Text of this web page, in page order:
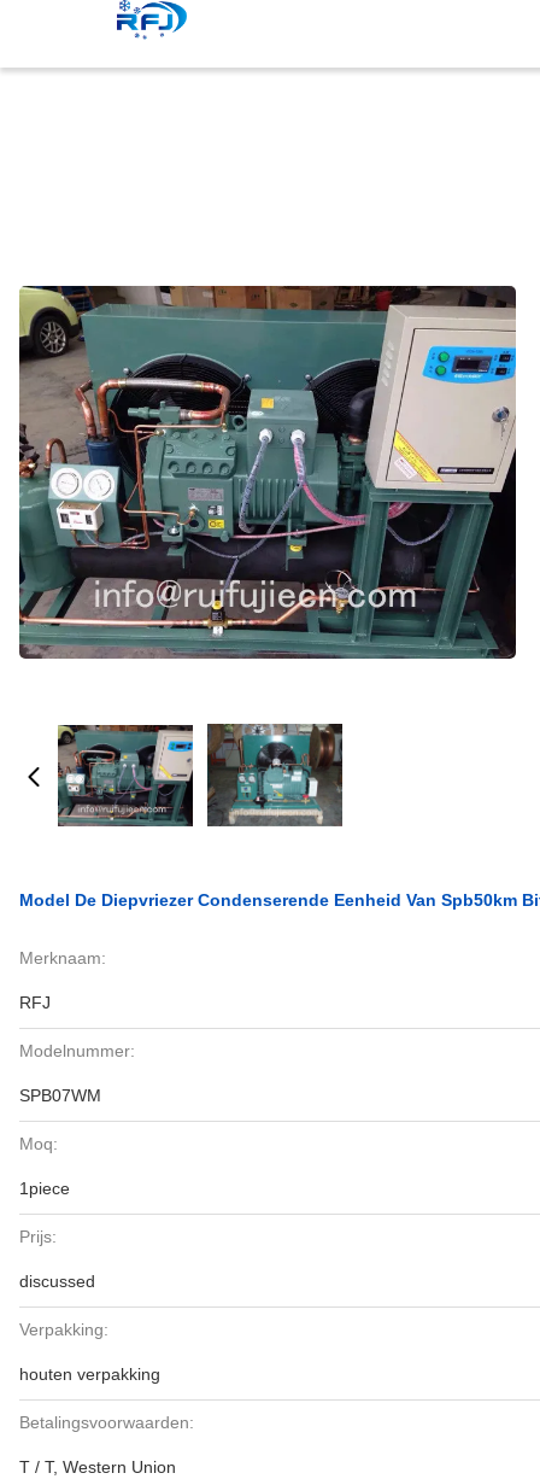
Model De Diepvriezer Condenserende Eenheid Van Spb50km
Merknaam:
RFJ
Modelnummer:
SPB07WM
Moq:
1piece
Prijs:
discussed
Verpakking:
houten verpakking
Betalingsvoorwaarden:
T / T, Western Union